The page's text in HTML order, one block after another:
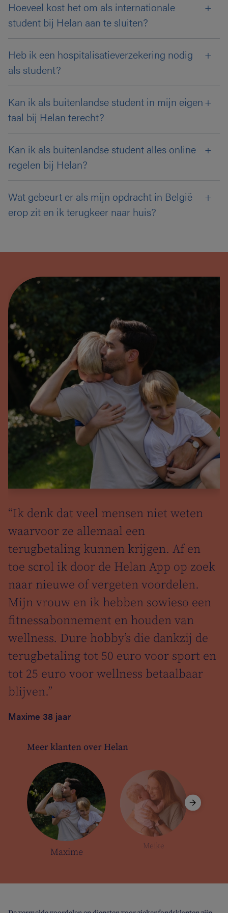
Hoeveel kost het om als internationale
student bij Helan aan te sluiten?
Heb ik een hospitalisatieverzekering nodig
als student?
Kan ik als buitenlandse student in mijn eigen
taal bij Helan terecht?
Kan ik als buitenlandse student alles online
regelen bij Helan?
Wat gebeurt er als mijn opdracht in België
erop zit en ik terugkeer naar huis?
“Ik denk dat veel mensen niet weten
waarvoor ze allemaal een
terugbetaling kunnen krijgen. Af en
toe scrol ik door de Helan App op zoek
naar nieuwe of vergeten voordelen.
Mijn vrouw en ik hebben sowieso een
fitnessabonnement en houden van
wellness. Dure hobby’s die dankzij de
terugbetaling tot 50 euro voor sport en
tot 25 euro voor wellness betaalbaar
blijven.”
Maxime 38 jaar
Meer klanten over Helan
Maxime
Meike